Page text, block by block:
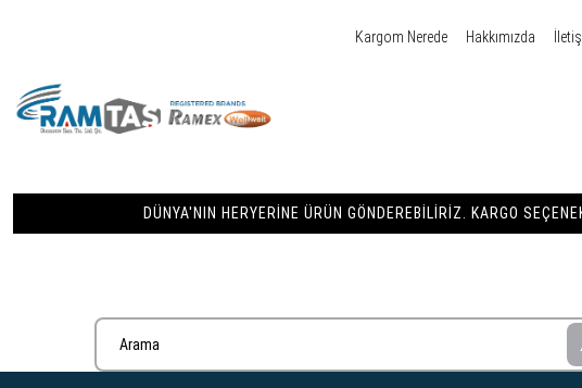
Kargom Nerede Hakkımızda
DÜNYA'NIN HERYERINE ÜRÜN GÖNDEREBILIRIZ. KARGO